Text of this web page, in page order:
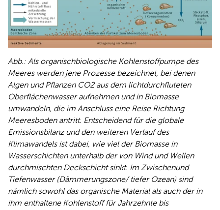
Abb.: Als organischbiologische Kohlenstoffpumpe des
Meeres werden jene Prozesse bezeichnet, bei denen
Algen und Pflanzen CO2 aus dem lichtdurchfluteten
Oberflächenwasser aufnehmen und in Biomasse
umwandeln, die im Anschluss eine Reise Richtung
Meeresboden antritt. Entscheidend für die globale
Emissionsbilanz und den weiteren Verlauf des
Klimawandels ist dabei, wie viel der Biomasse in
Wasserschichten unterhalb der von Wind und Wellen
durchmischten Deckschicht sinkt. Im Zwischenund
Tiefenwasser (Dämmerungszone/ tiefer Ozean) sind
nämlich sowohl das organische Material als auch der in
ihm enthaltene Kohlenstoff für Jahrzehnte bis